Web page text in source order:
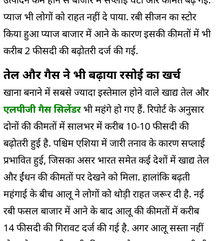
प्याज भी लोगों को राहत नहीं दे पाया. रबी सीजन का स्टोर
किया हुआ प्याज बाजार में आने के कारण इसकी कीमतों में भी
करीब 2 फीसदी की बढ़ोतरी दर्ज की गई.
तेल और गैस ने भी बढ़ाया रसोई का खर्च
खाना बनाने में सबसे ज्यादा इस्तेमाल होने वाले खाद्य तेल और
एलपीजी गैस सिलेंडरभी महंगे हो गए हैं. रिपोर्ट के अनुसार
दोनों की कीमतों में सालभर में करीब 10-10 फीसदी की
बढ़ोतरी हुई है. पश्चिम एशिया में जारी तनाव के कारण सप्लाई
प्रभावित हुई, जिसका असर भारत समेत कई देशों में खाद्य तेल
और ईंधन की कीमतों पर देखने को मिला. हालांकि बढ़ती
महंगाई के बीच आलू ने लोगों को थोड़ी राहत जरूर दी है. नई
रबी फसल बाजार में आने के बाद आलू की कीमतों में करीब
14 फीसदी की गिरावट दर्ज की गई है. अगर आलू सस्ता नहीं